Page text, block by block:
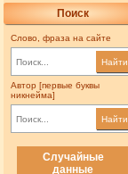
Поиск
Слово, фраза на сайте
Найти
Автор [первые буквы
никнейма]
Найти
Случайные
данные